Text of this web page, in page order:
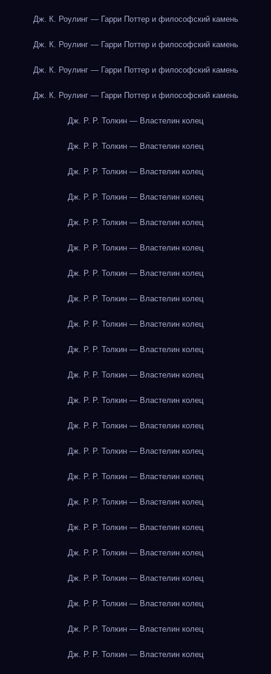
Дж. К. Роулинг — Гарри Поттер и философский камень
Дж. К. Роулинг — Гарри Поттер и философский камень
Дж. К. Роулинг — Гарри Поттер и философский камень
Дж. К. Роулинг — Гарри Поттер и философский камень
Дж. Р. Р. Толкин — Властелин колец
Дж. Р. Р. Толкин — Властелин колец
Дж. Р. Р. Толкин — Властелин колец
Дж. Р. Р. Толкин — Властелин колец
Дж. Р. Р. Толкин — Властелин колец
Дж. Р. Р. Толкин — Властелин колец
Дж. Р. Р. Толкин — Властелин колец
Дж. Р. Р. Толкин — Властелин колец
Дж. Р. Р. Толкин — Властелин колец
Дж. Р. Р. Толкин — Властелин колец
Дж. Р. Р. Толкин — Властелин колец
Дж. Р. Р. Толкин — Властелин колец
Дж. Р. Р. Толкин — Властелин колец
Дж. Р. Р. Толкин — Властелин колец
Дж. Р. Р. Толкин — Властелин колец
Дж. Р. Р. Толкин — Властелин колец
Дж. Р. Р. Толкин — Властелин колец
Дж. Р. Р. Толкин — Властелин колец
Дж. Р. Р. Толкин — Властелин колец
Дж. Р. Р. Толкин — Властелин колец
Дж. Р. Р. Толкин — Властелин колец
Дж. Р. Р. Толкин — Властелин колец